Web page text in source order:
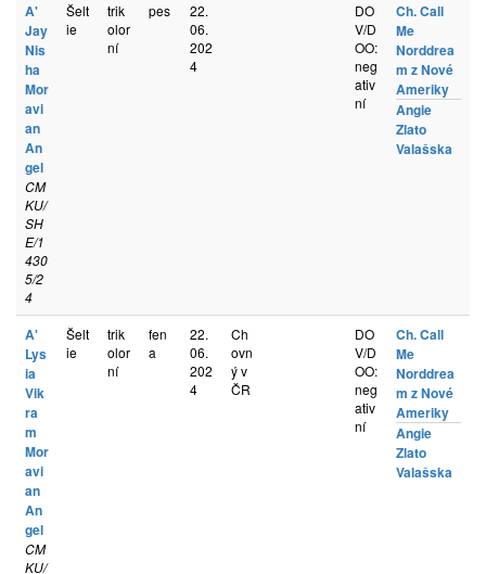
A'
Jay
Nis
ha
Mor
avi
an
An
gel
CM
KU/
SH
E/1
430
5/2
4
Šelt
ie
trik
olor
ní
pes
22.
06.
202
4
DO
V/D
OO:
neg
ativ
ní
Ch. Call
Me
Norddrea
m z Nové
Ameriky
Angie
Zlato
Valašska
A'
Lys
ia
Vik
ra
m
Mor
avi
an
An
gel
CM
KU/
Šelt
ie
trik
olor
ní
fen
a
22.
06.
202
4
Ch
ovn
ý v
ČR
DO
V/D
OO:
neg
ativ
ní
Ch. Call
Me
Norddrea
m z Nové
Ameriky
Angie
Zlato
Valašska